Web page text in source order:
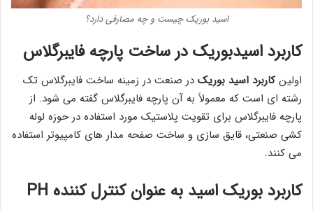
اسید بوریک چیست و چه مصارفی دارد؟
کاربرد اسیدبوریک در ساخت پارچه فایبرگلاس
اولینکاربرد اسید بوریک در صنعت در زمینه ساخت فایبرگلاس تک
رشته ای است که معمولاً به آن پارچه فایبرگلاس گفته می شود. از
پارچه فایبرگلاس برای تقویت پلاستیک مورد استفاده در حوزه لوله
کشی صنعتی، قایق سازی و ساخت صفحه مدار های کامپیوتر استفاده
می کنند.
کاربرد بوریک اسید به عنوان کنترل کننده PH